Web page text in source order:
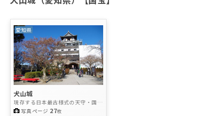
愛知県
犬山城
現存する日本最古様式の天守・国宝
の城写真ページ 27枚